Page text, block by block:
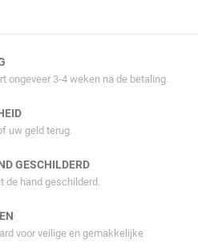
ongeveer 3-4 weken na de betaling.
uw geld terug.
GESCHILDERD
de hand geschilderd.
voor veilige en gemakkelijke